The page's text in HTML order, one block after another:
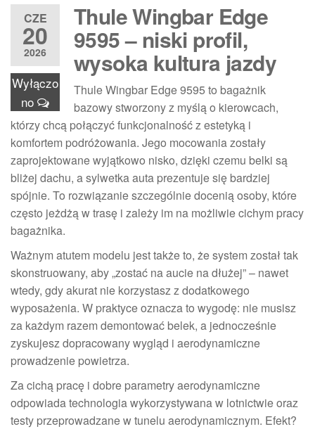
CZE
20
2026
Wyłączo
no
Thule Wingbar Edge
9595 – niski profil,
wysoka kultura jazdy
Thule Wingbar Edge 9595 to bagażnik
bazowy stworzony z myślą o kierowcach,
którzy chcą połączyć funkcjonalność z estetyką i
komfortem podróżowania. Jego mocowania zostały
zaprojektowane wyjątkowo nisko, dzięki czemu belki są
bliżej dachu, a sylwetka auta prezentuje się bardziej
spójnie. To rozwiązanie szczególnie docenią osoby, które
często jeżdżą w trasę i zależy im na możliwie cichym pracy
bagażnika.
Ważnym atutem modelu jest także to, że system został tak
skonstruowany, aby „zostać na aucie na dłużej” – nawet
wtedy, gdy akurat nie korzystasz z dodatkowego
wyposażenia. W praktyce oznacza to wygodę: nie musisz
za każdym razem demontować belek, a jednocześnie
zyskujesz dopracowany wygląd i aerodynamiczne
prowadzenie powietrza.
Za cichą pracę i dobre parametry aerodynamiczne
odpowiada technologia wykorzystywana w lotnictwie oraz
testy przeprowadzane w tunelu aerodynamicznym. Efekt?